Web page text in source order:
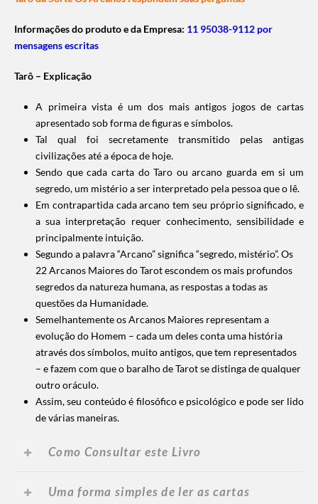
Informações do produto e da Empresa: 11 95038-9112 por
mensagens escritas
Tarô – Explicação
A primeira vista é um dos mais antigos jogos de cartas
apresentado sob forma de figuras e símbolos.
Tal qual foi secretamente transmitido pelas antigas
civilizações até a época de hoje.
Sendo que cada carta do Taro ou arcano guarda em si um
segredo, um mistério a ser interpretado pela pessoa que o lê.
Em contrapartida cada arcano tem seu próprio significado, e
a sua interpretação requer conhecimento, sensibilidade e
principalmente intuição.
Segundo a palavra “Arcano” significa “segredo, mistério”. Os
22 Arcanos Maiores do Tarot escondem os mais profundos
segredos da natureza humana, as respostas a todas as
questões da Humanidade.
Semelhantemente os Arcanos Maiores representam a
evolução do Homem – cada um deles conta uma história
através dos símbolos, muito antigos, que tem representados
– e fazem com que o baralho de Tarot se distinga de qualquer
outro oráculo.
Assim, seu conteúdo é filosófico e psicológico e pode ser lido
de várias maneiras.
Como Consultar este Livro
Uma forma simples de ler as cartas